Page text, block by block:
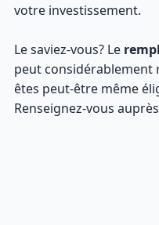
votre investissement.
Le saviez-vous? Le
peut considérablement
êtes peut-être même
Renseignez-vous